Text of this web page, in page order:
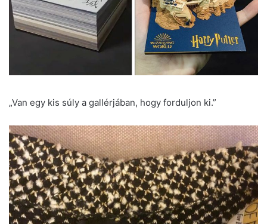
„Van egy kis súly a gallérjában, hogy forduljon ki.”